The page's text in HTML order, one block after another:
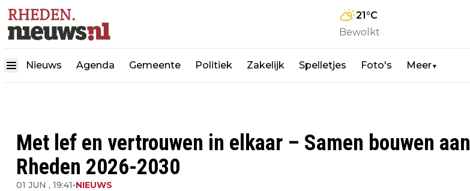
21°C
Bewolkt
Nieuws Agenda Gemeente Politiek Zakelijk Spelletjes Foto's Meer▼
Met lef en vertrouwen in elkaar – Samen bouwen aan
Rheden 2026-2030
01 JUN , 19:41•NIEUWS